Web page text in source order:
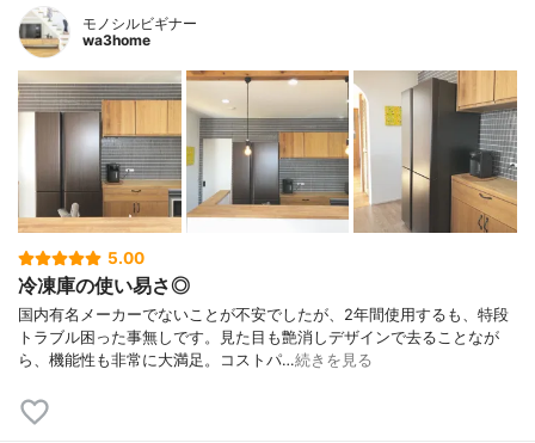
モノシルビギナー
wa3home
5.00
冷凍庫の使い易さ◎
国内有名メーカーでないことが不安でしたが、2年間使用するも、特段
トラブル困った事無しです。見た目も艶消しデザインで去ることなが
ら、機能性も非常に大満足。コストパ…続きを見る